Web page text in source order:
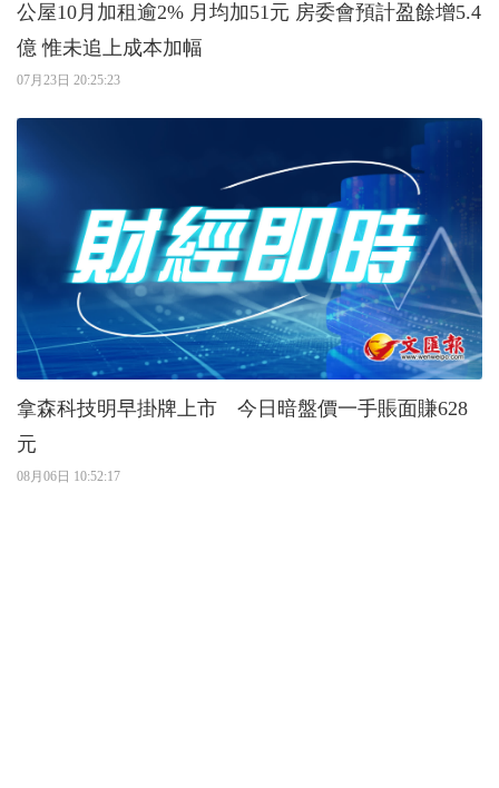
公屋10月加租逾2% 月均加51元 房委會預計盈餘增5.4
億 惟未追上成本加幅
07月23日 20:25:23
拿森科技明早掛牌上市 今日暗盤價一手賬面賺628
元
08月06日 10:52:17